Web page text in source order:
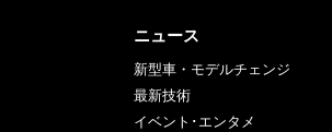
ニュース
新型車・モデルチェンジ
最新技術
イベント･エンタメ